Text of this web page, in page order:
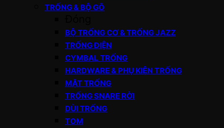
TRỐNG & BỘ GÕ
BỘ TRỐNG CƠ & TRỐNG JAZZ
TRỐNG ĐIỆN
CYMBAL TRỐNG
HARDWARE & PHỤ KIỆN TRỐNG
MẶT TRỐNG
TRỐNG SNARE RỜI
DÙI TRỐNG
TOM